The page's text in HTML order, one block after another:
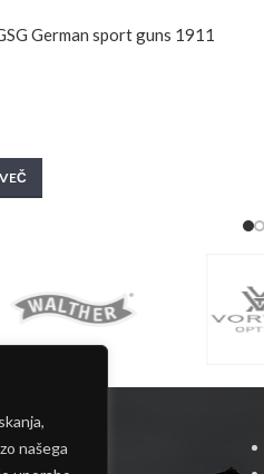
našega
German sport guns 1911